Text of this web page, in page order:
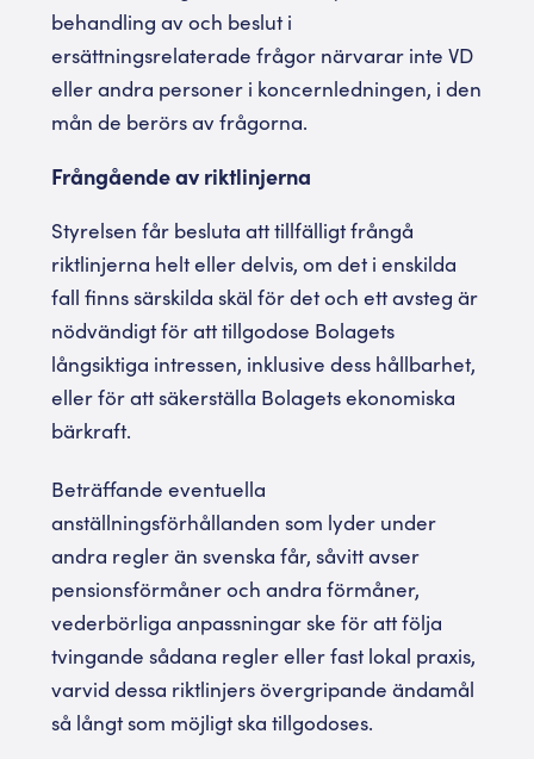
behandling av och beslut i
ersättningsrelaterade frågor närvarar inte VD
eller andra personer i koncernledningen, i den
mån de berörs av frågorna.
Frångående av riktlinjerna
Styrelsen får besluta att tillfälligt frångå
riktlinjerna helt eller delvis, om det i enskilda
fall finns särskilda skäl för det och ett avsteg är
nödvändigt för att tillgodose Bolagets
långsiktiga intressen, inklusive dess hållbarhet,
eller för att säkerställa Bolagets ekonomiska
bärkraft.
Beträffande eventuella
anställningsförhållanden som lyder under
andra regler än svenska får, såvitt avser
pensionsförmåner och andra förmåner,
vederbörliga anpassningar ske för att följa
tvingande sådana regler eller fast lokal praxis,
varvid dessa riktlinjers övergripande ändamål
så långt som möjligt ska tillgodoses.